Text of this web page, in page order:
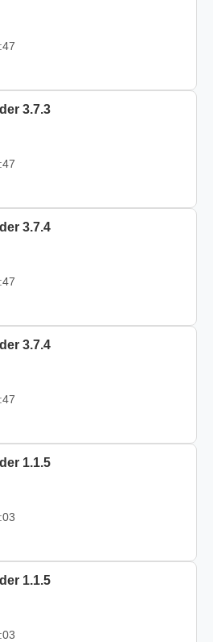
3.7.3
3.7.4
3.7.4
1.1.5
1.1.5